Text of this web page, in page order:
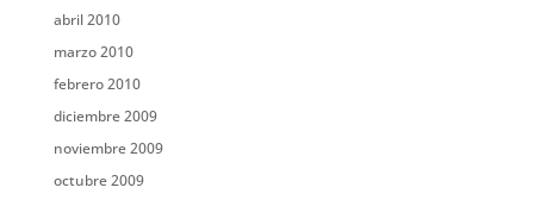
abril 2010
marzo 2010
febrero 2010
diciembre 2009
noviembre 2009
octubre 2009